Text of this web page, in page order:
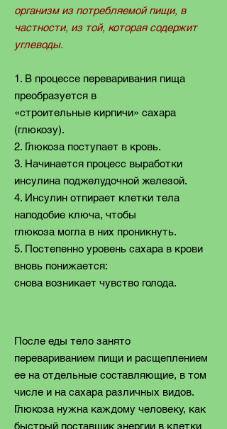
организм из потребляемой пищи, в
частности, из той, которая содержит
углеводы.
1. В процессе переваривания пища
преобразуется в
«строительные кирпичи» сахара
(глюкозу).
2. Глюкоза поступает в кровь.
3. Начинается процесс выработки
инсулина поджелудочной железой.
4. Инсулин отпирает клетки тела
наподобие ключа, чтобы
глюкоза могла в них проникнуть.
5. Постепенно уровень сахара в крови
вновь понижается:
снова возникает чувство голода.
После еды тело занято
перевариванием пищи и расщеплением
ее на отдельные составляющие, в том
числе и на сахара различных видов.
Глюкоза нужна каждому человеку, как
быстрый поставщик энергии в клетки